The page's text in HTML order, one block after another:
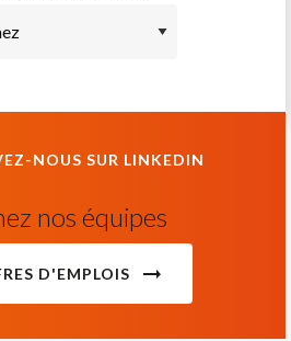
NOUS SUR LINKEDIN
nos équipes
D'EMPLOIS